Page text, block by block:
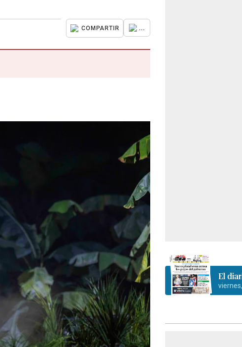
COMPARTIR ...
El